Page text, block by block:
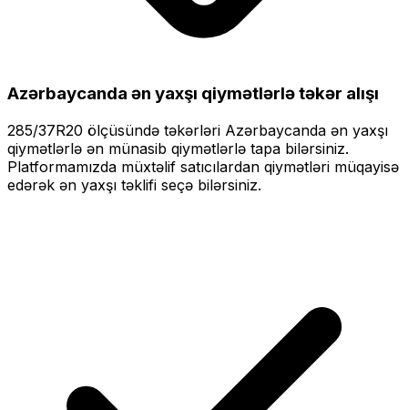
Azərbaycanda ən yaxşı qiymətlərlətəkər alışı
285/37R20 ölçüsündə təkərləri Azərbaycanda ən yaxşı
qiymətlərlə ən münasib qiymətlərlə tapa bilərsiniz.
Platformamızda müxtəlif satıcılardan qiymətləri müqayisə
edərək ən yaxşı təklifi seçə bilərsiniz.